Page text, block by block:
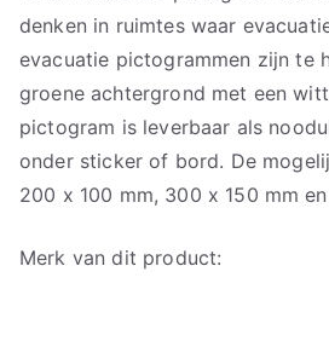
denken in ruimtes waar
evacuatie pictogrammen zijn te
groene achtergrond met een
pictogram is leverbaar als
onder sticker of bord. De
200 x 100 mm, 300 x 150 mm
Merk van dit product: